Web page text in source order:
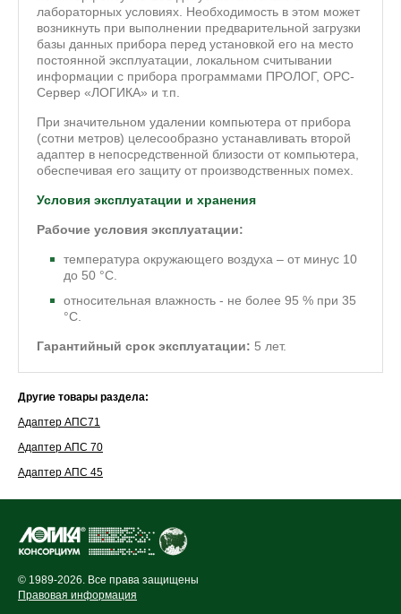
лабораторных условиях. Необходимость в этом может
возникнуть при выполнении предварительной загрузки
базы данных прибора перед установкой его на место
постоянной эксплуатации, локальном считывании
информации с прибора программами ПРОЛОГ, ОРС-
Сервер «ЛОГИКА» и т.п.
При значительном удалении компьютера от прибора
(сотни метров) целесообразно устанавливать второй
адаптер в непосредственной близости от компьютера,
обеспечивая его защиту от производственных помех.
Условия эксплуатации и хранения
Рабочие условия эксплуатации:
температура окружающего воздуха – от минус 10
до 50 °С.
относительная влажность - не более 95 % при 35
°С.
Гарантийный срок эксплуатации: 5 лет.
Другие товары раздела:
Адаптер АПС71
Адаптер АПС 70
Адаптер АПС 45
© 1989-2026. Все права защищены
Правовая информация